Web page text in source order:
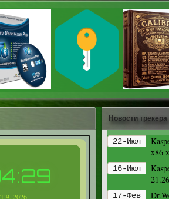
9, 2026
:29
Новости трекера
22-Июл
x86
16-Июл
17-Фев